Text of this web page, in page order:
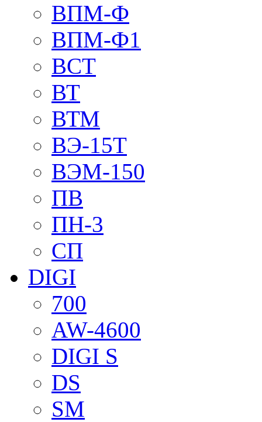
ВПМ-Ф
ВПМ-Ф1
ВСТ
ВТ
ВТМ
ВЭ-15Т
ВЭМ-150
ПВ
ПН-3
СП
DIGI
700
AW-4600
DIGI S
DS
SM